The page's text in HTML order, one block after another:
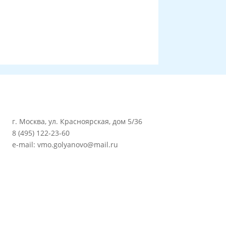
г. Москва, ул. Красноярская, дом 5/36
8 (495) 122-23-60
e-mail: vmo.golyanovo@mail.ru